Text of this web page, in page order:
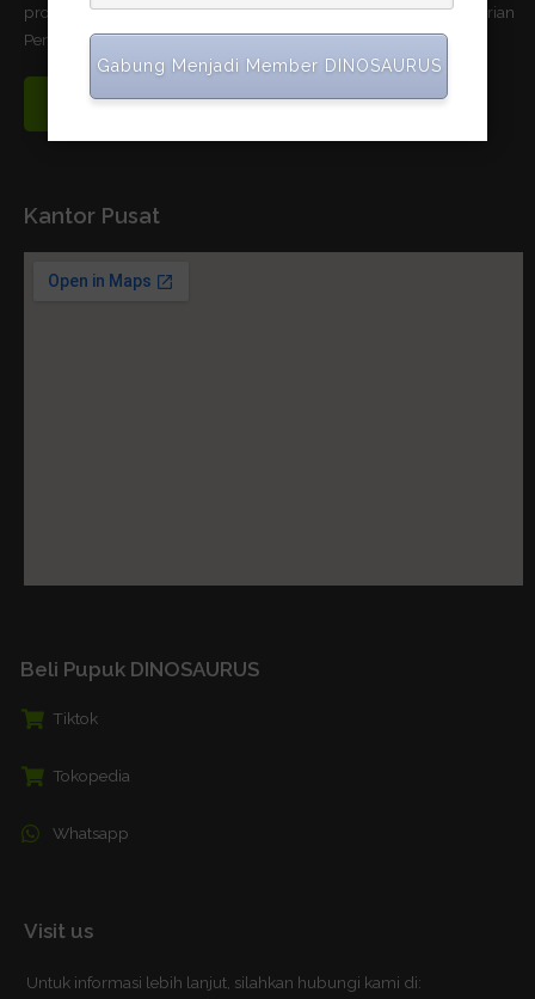
produktivitas pertanian dan telah memnuhi standar uji Kementerian
Pertanian Republik Indonesia.
Read More
Kantor Pusat
Beli Pupuk DINOSAURUS
Tiktok
Tokopedia
Whatsapp
Visit us
Untuk informasi lebih lanjut, silahkan hubungi kami di:
Gabung Menjadi Member DINOSAURUS